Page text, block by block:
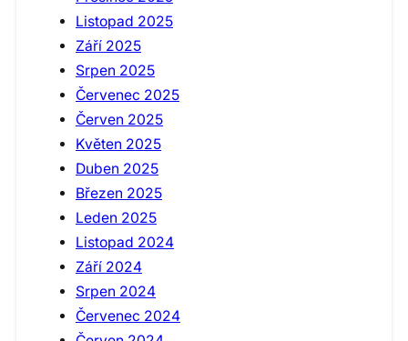
Listopad 2025
Září 2025
Srpen 2025
Červenec 2025
Červen 2025
Květen 2025
Duben 2025
Březen 2025
Leden 2025
Listopad 2024
Září 2024
Srpen 2024
Červenec 2024